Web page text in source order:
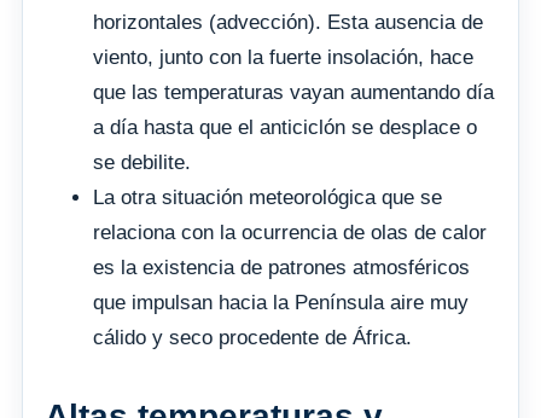
horizontales (advección). Esta ausencia de
viento, junto con la fuerte insolación, hace
que las temperaturas vayan aumentando día
a día hasta que el anticiclón se desplace o
se debilite.
La otra situación meteorológica que se
relaciona con la ocurrencia de olas de calor
es la existencia de patrones atmosféricos
que impulsan hacia la Península aire muy
cálido y seco procedente de África.